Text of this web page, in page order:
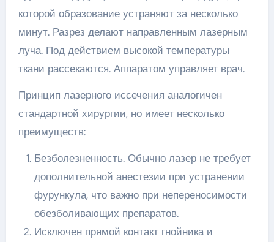
которой образование устраняют за несколько
минут. Разрез делают направленным лазерным
луча. Под действием высокой температуры
ткани рассекаются. Аппаратом управляет врач.
Принцип лазерного иссечения аналогичен
стандартной хирургии, но имеет несколько
преимуществ:
Безболезненность. Обычно лазер не требует
дополнительной анестезии при устранении
фурункула, что важно при непереносимости
обезболивающих препаратов.
Исключен прямой контакт гнойника и